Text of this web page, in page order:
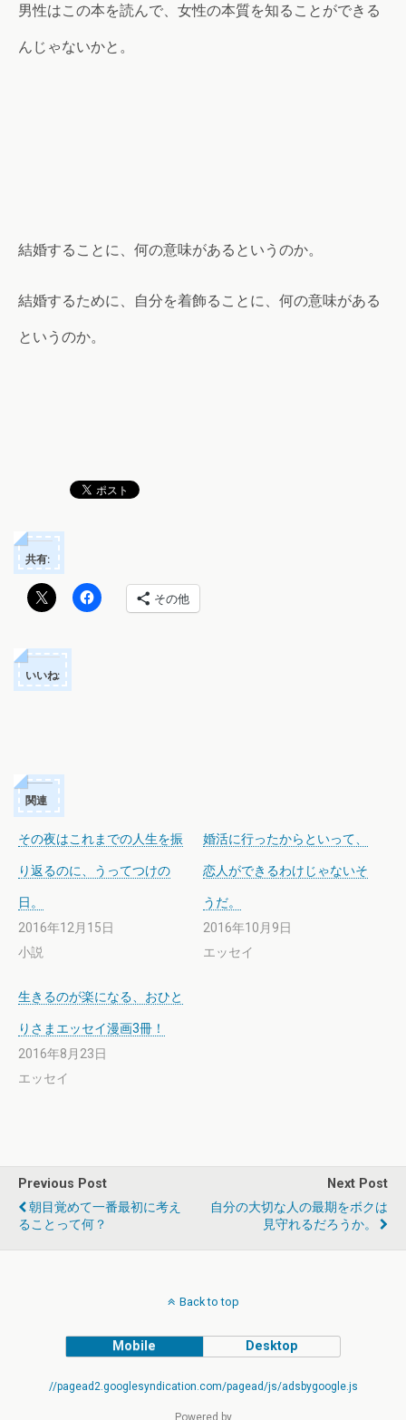
男性はこの本を読んで、女性の本質を知ることができる
んじゃないかと。
結婚することに、何の意味があるというのか。
結婚するために、自分を着飾ることに、何の意味がある
というのか。
共有:
その他
いいね:
関連
その夜はこれまでの人生を振
り返るのに、うってつけの
日。
2016年12月15日
小説
婚活に行ったからといって、
恋人ができるわけじゃないそ
うだ。
2016年10月9日
エッセイ
生きるのが楽になる、おひと
りさまエッセイ漫画3冊！
2016年8月23日
エッセイ
Previous Post
朝目覚めて一番最初に考え
ることって何？
Next Post
自分の大切な人の最期をボクは
見守れるだろうか。
Back to top
Mobile Desktop
//pagead2.googlesyndication.com/pagead/js/adsbygoogle.js
Powered by